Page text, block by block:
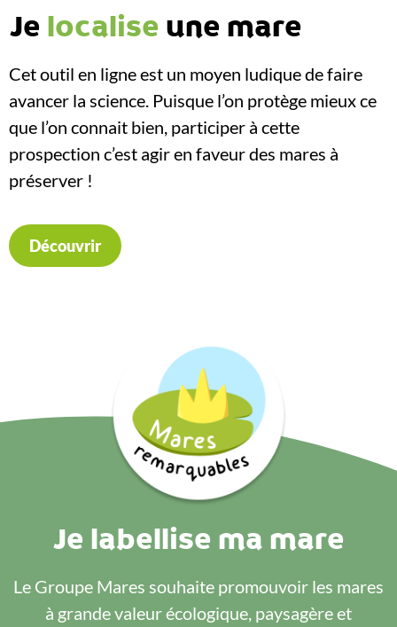
Jelocaliseune mare
Cet outil en ligne est un moyen ludique de faire
avancer la science. Puisque l’on protège mieux ce
que l’on connait bien, participer à cette
prospection c’est agir en faveur des mares à
préserver !
Découvrir
Je labellise ma mare
Le Groupe Mares souhaite promouvoir les mares
à grande valeur écologique, paysagère et